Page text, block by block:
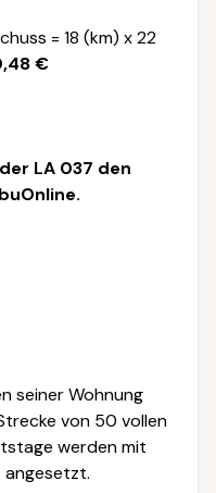
= 18 (km) x 22
€
LA 037 den
seiner Wohnung
von 50 vollen
werden mit
angesetzt.